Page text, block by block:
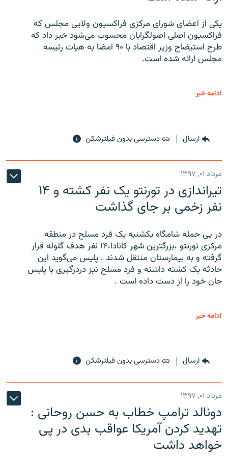
یکی از اعضای شورای مرکزی فراکسیون ولایی مجلس که
فراکسیون اصلی اصولگرایان محسوب می‌شود خبر داد که
طرح استیضاح وزیر اقتصاد با ۹۰ امضا به هیات رئیسه
مجلس ارائه شده است.
ادامه خبر
ارسال دسترسی بدون فیلترشکن
مرداد ۰۱, ۱۳۹۷
تیراندازی در تورنتو یک نفر کشته و ۱۴
نفر زخمی بر جای گذاشت
در پی حمله شامگاه یکشنبه یک فرد مسلح در منطقه
مرکزی تورنتو ،‌بزرگترین شهر کانادا،۱۴ نفر هدف گلوله قرار
گرفته و به بیمارستان منتقل شدند . پلیس می‌گوید این
حادثه یک کشته داشته و فرد مسلح نیز دردرگیری با پلیس
جان خود را از دست داده است .
ادامه خبر
ارسال دسترسی بدون فیلترشکن
مرداد ۰۱, ۱۳۹۷
دونالد ترامپ خطاب به حسن روحانی :
تهدید کردن آمریکا عواقب بدی در پی
خواهد داشت